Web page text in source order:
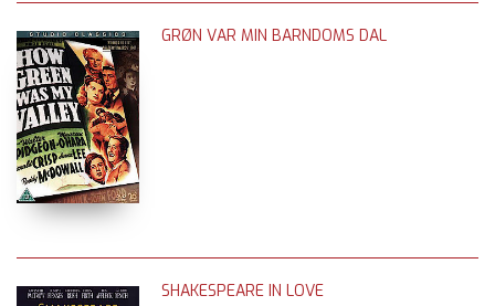
GRØN VAR MIN BARNDOMS DAL
SHAKESPEARE IN LOVE